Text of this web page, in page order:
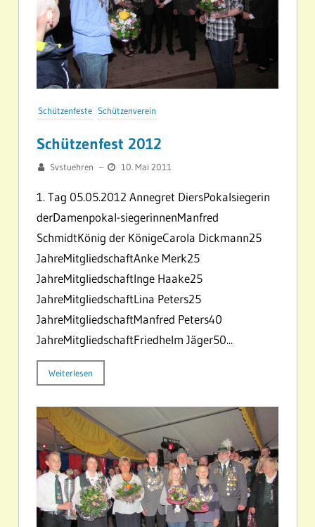
Schützenfeste Schützenverein
Schützenfest 2012
Svstuehren – 10. Mai 2011
1. Tag 05.05.2012 Annegret DiersPokalsiegerin
derDamenpokal-siegerinnenManfred
SchmidtKönig der KönigeCarola Dickmann25
JahreMitgliedschaftAnke Merk25
JahreMitgliedschaftInge Haake25
JahreMitgliedschaftLina Peters25
JahreMitgliedschaftManfred Peters40
JahreMitgliedschaftFriedhelm Jäger50...
Weiterlesen